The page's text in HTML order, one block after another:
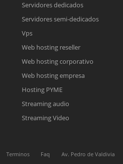
online
un correo electrónico con el enlace a
Cotización
contactaremos a la brevedad.
Chat Online
fuera de línea. Complete el formulario
con sus datos personales.
Servidores dedicados
Servidores semi-dedicados
Vps
Web hosting reseller
Web hosting corporativo
Web hosting empresa
Hosting PYME
Streaming audio
Streaming Video
Terminos Faq
Av. Pedro de Valdivia